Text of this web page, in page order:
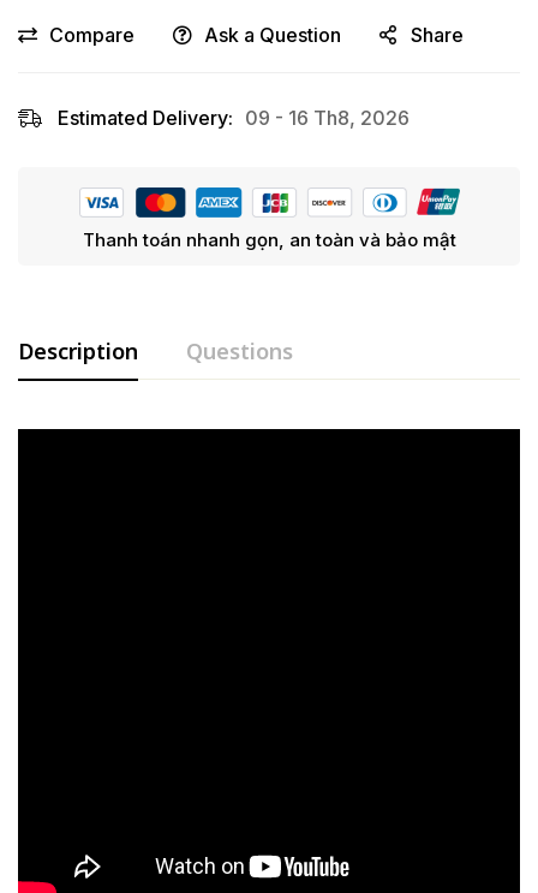
Compare Ask a Question Share
Estimated Delivery: 09 - 16 Th8, 2026
Thanh toán nhanh gọn, an toàn và bảo mật
Description Questions